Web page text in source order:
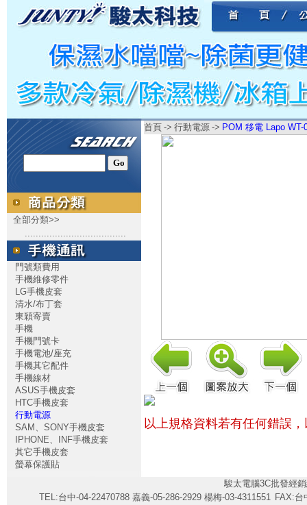
全部分類>>
.....................................
門號類費用
手機維修零件
LG手機皮套
清水/布丁套
東穎寄賣
手機
手機門號卡
手機電池/座充
手機其它配件
手機線材
ASUS手機皮套
HTC手機皮套
行動電源
SAM、SONY手機皮套
IPHONE、INF手機皮套
其它手機皮套
螢幕保護貼
首頁 -> 行動電源 -> POM 移電 Lapo
以上規格資料若有任何錯誤
駿太電腦3C批發經
TEL:台中-04-22470788 嘉義-05-286-2929 楊梅-03-4311551 FAX:台